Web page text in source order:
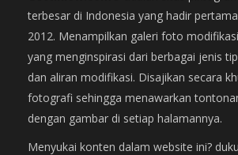
terbesar di Indonesia yang hadir
2012. Menampilkan galeri foto
yang menginspirasi dari berbagai jenis
dan aliran modifikasi. Disajikan secara
fotografi sehingga menawarkan
dengan gambar di setiap halamannya.
Menyukai konten dalam website ini?